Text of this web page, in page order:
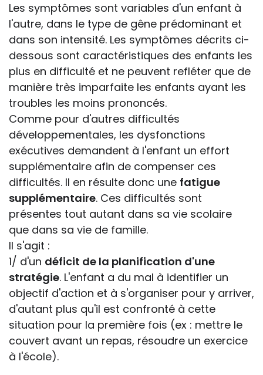
Les symptômes sont variables d'un enfant à
l'autre, dans le type de gêne prédominant et
dans son intensité. Les symptômes décrits ci-
dessous sont caractéristiques des enfants les
plus en difficulté et ne peuvent refléter que de
manière très imparfaite les enfants ayant les
troubles les moins prononcés.
Comme pour d'autres difficultés
développementales, les dysfonctions
exécutives demandent à l'enfant un effort
supplémentaire afin de compenser ces
difficultés. Il en résulte donc une fatigue
supplémentaire. Ces difficultés sont
présentes tout autant dans sa vie scolaire
que dans sa vie de famille.
Il s'agit :
1/ d'un déficit de la planification d'une
stratégie. L'enfant a du mal à identifier un
objectif d'action et à s'organiser pour y arriver,
d'autant plus qu'il est confronté à cette
situation pour la première fois (ex : mettre le
couvert avant un repas, résoudre un exercice
à l'école).